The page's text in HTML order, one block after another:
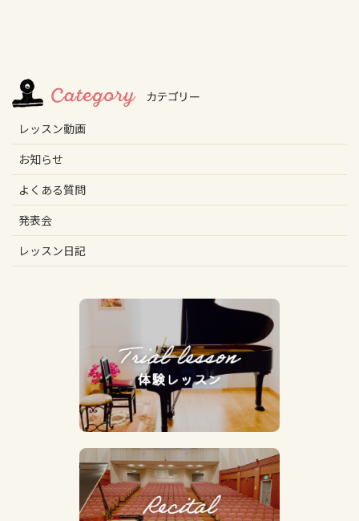
レッスン動画
お知らせ
よくある質問
発表会
レッスン日記